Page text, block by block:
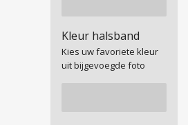
Kleur halsband
Kies uw favoriete kleur
uit bijgevoegde foto